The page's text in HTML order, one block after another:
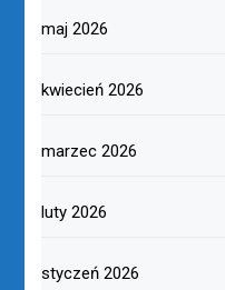
maj 2026
kwiecień 2026
marzec 2026
luty 2026
styczeń 2026